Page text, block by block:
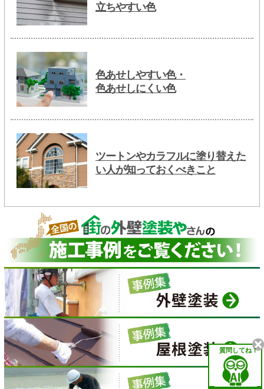
立ちやすい色
色あせしやすい色・
色あせしにくい色
ツートンやカラフルに塗り替えた
い人が知っておくべきこと
質問してね！